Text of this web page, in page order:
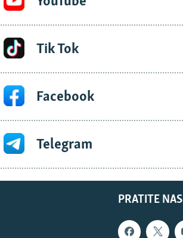
Tik Tok
Facebook
Telegram
PRATITE NAS